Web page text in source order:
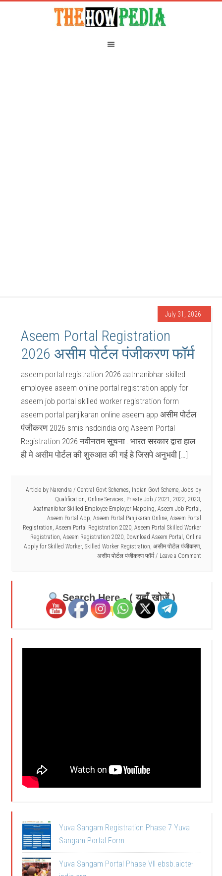
July 31, 2026
Aseem Portal Registration
2026 असीम पोर्टल पंजीकरण फॉर्म
aseem portal registration 2026 aatmanibhar skilled
employee aseem online portal registration apply for
aseem job portal skilled worker registration form
aseem portal panjikaran online aseem app असीम पोर्टल
पंजीकरण 2026 smis nsdcindia org Aseem Portal
Registration 2026 नवीनतम सूचना : भारत सरकार द्वारा हाल
ही मे असीम पोर्टल की शुरुआत की गई हे जिसपे अनुभवी […]
Article by Narendra / Central Govt Schemes, Indian Govt Scheme, Jobs by
Qualification, Online Services, Private Job / 2021 , 2022, 2023,
Aaatmanibhar Skilled Employee Employer Mapping, Aseem Job Portal ,
Aseem Portal App, Aseem Portal Panjikaran Online, Aseem Portal
Registration, Aseem Portal Registration 2020, Aseem Portal Skilled Worker
Registration, Aseem Registration 2020, Download Aseem Portal , Online
Apply for Skilled Worker, Skilled Worker Registration, असीम पोर्टल पंजीकरण,
असीम पोर्टल पंजीकरण फॉर्म
Leave a Comment
Search Here - ( यहाँ खोजें )
Yuva Sangam Registration Phase 7 Yuva
Sangam Portal Form
Yuva Sangam Portal Phase VII ebsb.aicte-